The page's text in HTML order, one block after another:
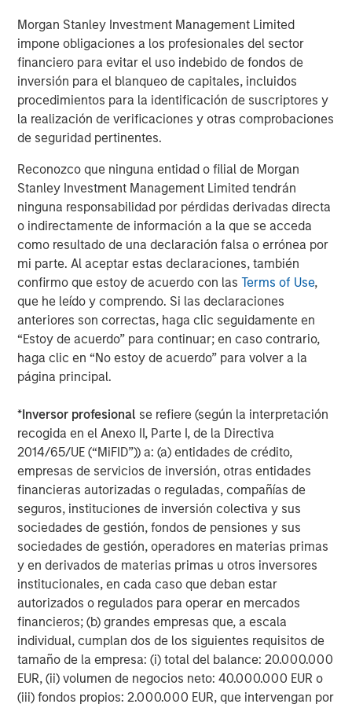
Morgan Stanley Investment Management Limited
impone obligaciones a los profesionales del sector
financiero para evitar el uso indebido de fondos de
inversión para el blanqueo de capitales, incluidos
procedimientos para la identificación de suscriptores y
la realización de verificaciones y otras comprobaciones
de seguridad pertinentes.
Reconozco que ninguna entidad o filial de Morgan
Stanley Investment Management Limited tendrán
ninguna responsabilidad por pérdidas derivadas directa
o indirectamente de información a la que se acceda
como resultado de una declaración falsa o errónea por
mi parte. Al aceptar estas declaraciones, también
confirmo que estoy de acuerdo con lasTerms of Use,
que he leído y comprendo. Si las declaraciones
anteriores son correctas, haga clic seguidamente en
“Estoy de acuerdo” para continuar; en caso contrario,
haga clic en “No estoy de acuerdo” para volver a la
página principal.
*Inversor profesional se refiere (según la interpretación
recogida en el Anexo II, Parte I, de la Directiva
2014/65/UE (“MiFID”)) a: (a) entidades de crédito,
empresas de servicios de inversión, otras entidades
financieras autorizadas o reguladas, compañías de
seguros, instituciones de inversión colectiva y sus
sociedades de gestión, fondos de pensiones y sus
sociedades de gestión, operadores en materias primas
y en derivados de materias primas u otros inversores
institucionales, en cada caso que deban estar
autorizados o regulados para operar en mercados
financieros; (b) grandes empresas que, a escala
individual, cumplan dos de los siguientes requisitos de
tamaño de la empresa: (i) total del balance: 20.000.000
EUR, (ii) volumen de negocios neto: 40.000.000 EUR o
(iii) fondos propios: 2.000.000 EUR, que intervengan por
Featured Insights
ARTÍCULO
Real Estate Midyear Outlook:
Constructive Amid Fluid Backdrop
The current macroenvironment remains resilient
markets. As inflation and energy prices keep
central banks hawkish, real estate continues to
offer attractive relative value, supported by a
25% repricing, durable income streams, and
constrained supply. In this environment,
diversified portfolios and selective asset-level
investing remain critical.
07-AGO-2026
Risk Considerations:
There is no assurance that a portfolio will
achieve its investment objective. Portfolios are subject to market
risk, which is the possibility that the market values of securities
owned by the portfolio will decline and that the value of